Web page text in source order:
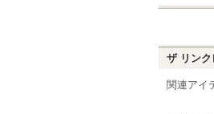
ザ リンク
関連アイ